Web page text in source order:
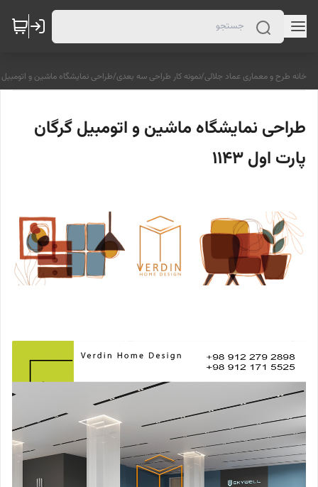
خانه طرح و معماری عماد جلالی/نمونه کار طراحی سه بعدی/طراحی نمایشگاه ماشین و اتومبیل
طراحی نمایشگاه ماشین و اتومبیل گرگان
پارت اول 1143